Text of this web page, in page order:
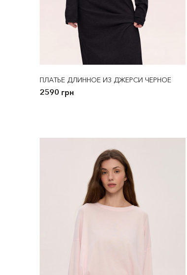
ПЛАТЬЕ ДЛИННОЕ ИЗ ДЖЕРСИ ЧЕРНОЕ
2590 грн